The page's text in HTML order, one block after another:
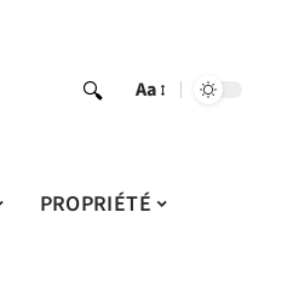
Aa
PROPRIÉTÉ